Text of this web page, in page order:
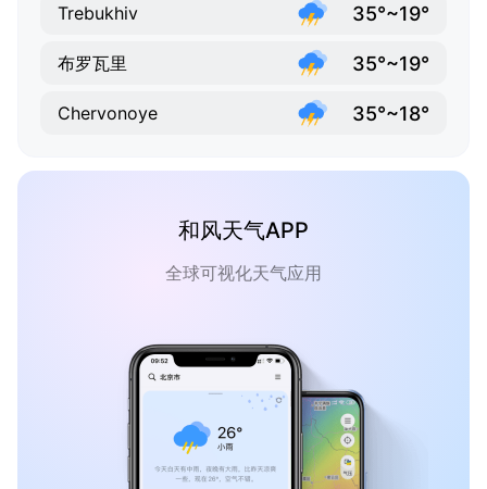
Trebukhiv 35°~19°
布罗瓦里 35°~19°
Chervonoye 35°~18°
和风天气APP
全球可视化天气应用